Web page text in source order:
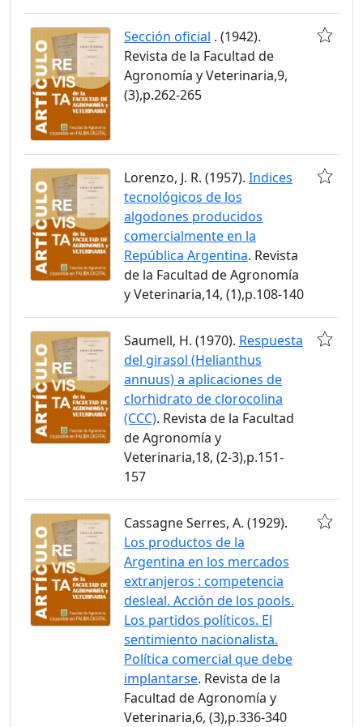
Sección oficial . (1942).
Revista de la Facultad de
Agronomía y Veterinaria,9,
(3),p.262-265
Lorenzo, J. R. (1957). Indices
tecnológicos de los
algodones producidos
comercialmente en la
República Argentina. Revista
de la Facultad de Agronomía
y Veterinaria,14, (1),p.108-140
Saumell, H. (1970). Respuesta
del girasol (Helianthus
annuus) a aplicaciones de
clorhidrato de clorocolina
(CCC). Revista de la Facultad
de Agronomía y
Veterinaria,18, (2-3),p.151-
157
Cassagne Serres, A. (1929).
Los productos de la
Argentina en los mercados
extranjeros : competencia
desleal. Acción de los pools.
Los partidos políticos. El
sentimiento nacionalista.
Política comercial que debe
implantarse. Revista de la
Facultad de Agronomía y
Veterinaria,6, (3),p.336-340